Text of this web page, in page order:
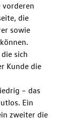
vorderen
die
sowie
sich
Kunde die
– das
Ein
zweiter die